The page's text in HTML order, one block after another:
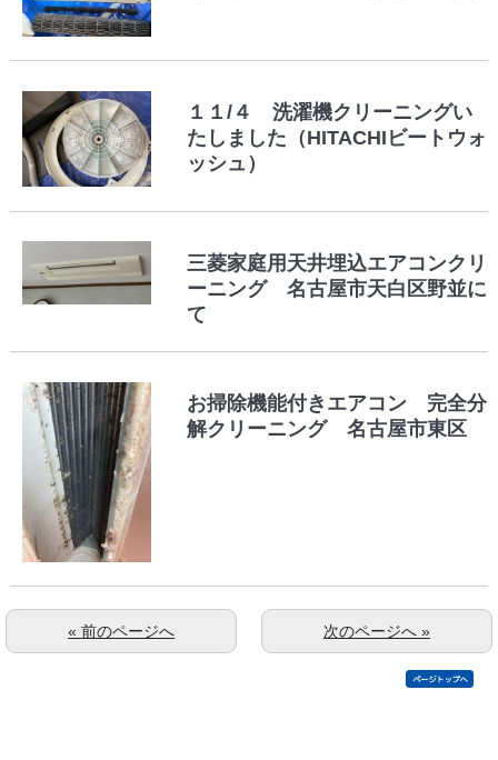
１１/４ 洗濯機クリーニングい
たしました（HITACHIビートウォ
ッシュ）
三菱家庭用天井埋込エアコンクリ
ーニング 名古屋市天白区野並に
て
お掃除機能付きエアコン 完全分
解クリーニング 名古屋市東区
次のページへ »
« 前のページへ